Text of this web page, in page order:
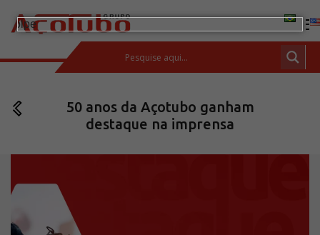
ESPAÇO DO CLIENTE
Tubos de aço carbono
Conexões e flanges
Aços Inoxidáveis
50 anos da Açotubo ganham
destaque na imprensa